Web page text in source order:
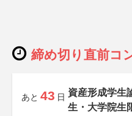
締め切り直前コ
あと 43 日 資産形成学生
生・大学院生